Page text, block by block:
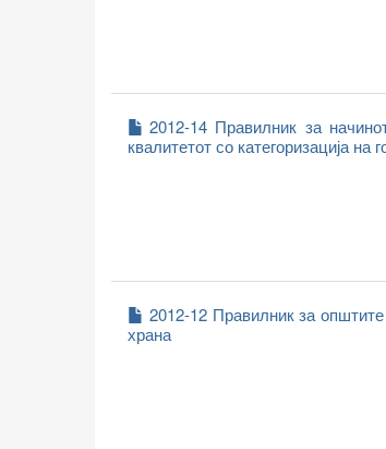
2012-14 Правилник за
квалитетот со категоризација
2012-12 Правилник за
храна